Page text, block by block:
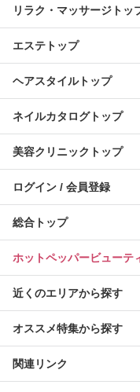
リラク・マッサージトッ
エステトップ
ヘアスタイルトップ
ネイルカタログトップ
美容クリニックトップ
ログイン / 会員登録
総合トップ
ホットペッパービュー
近くのエリアから探す
オススメ特集から探す
関連リンク